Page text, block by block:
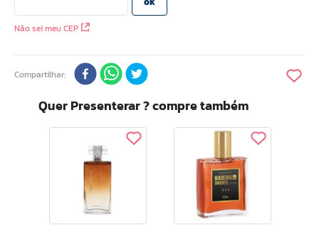
Não sei meu CEP
Compartilhar
Quer Presenterar ? compre também